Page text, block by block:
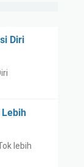
Diri
lebih